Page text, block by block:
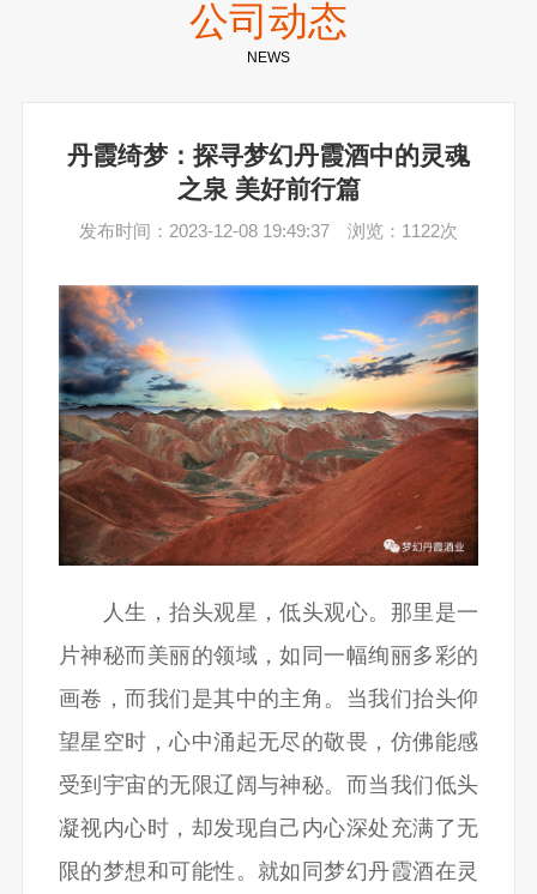
公司动态
NEWS
丹霞绮梦：探寻梦幻丹霞酒中的灵魂
之泉 美好前行篇
发布时间：2023-12-08 19:49:37 浏览：1122次
人生，抬头观星，低头观心。那里是一
片神秘而美丽的领域，如同一幅绚丽多彩的
画卷，而我们是其中的主角。当我们抬头仰
望星空时，心中涌起无尽的敬畏，仿佛能感
受到宇宙的无限辽阔与神秘。而当我们低头
凝视内心时，却发现自己内心深处充满了无
限的梦想和可能性。就如同梦幻丹霞酒在灵